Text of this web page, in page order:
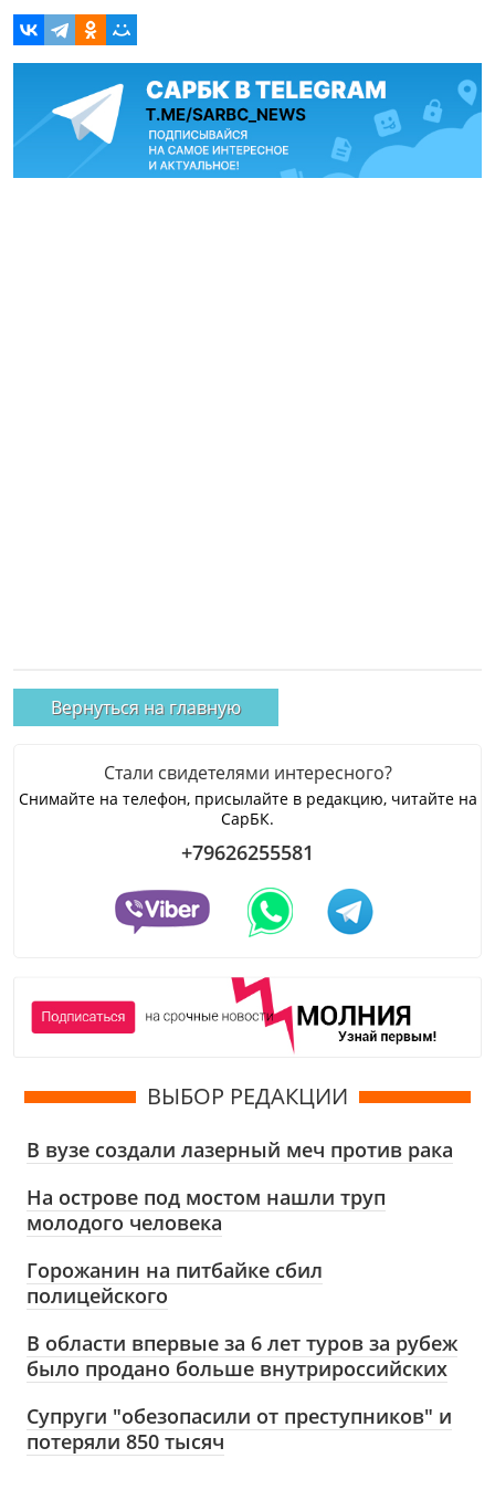
Вернуться на главную
Стали свидетелями интересного?
Снимайте на телефон, присылайте в редакцию, читайте на
СарБК.
+79626255581
ВЫБОР РЕДАКЦИИ
В вузе создали лазерный меч против рака
На острове под мостом нашли труп
молодого человека
Горожанин на питбайке сбил
полицейского
В области впервые за 6 лет туров за рубеж
было продано больше внутрироссийских
Супруги "обезопасили от преступников" и
потеряли 850 тысяч